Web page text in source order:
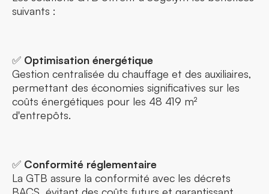
suivants :
✅ Optimisation énergétique
Gestion centralisée du chauffage et des auxiliaires,
permettant des économies significatives sur les
coûts énergétiques pour les 48 419 m²
d'entrepôts.
✅ Conformité réglementaire
La GTB assure la conformité avec les décrets